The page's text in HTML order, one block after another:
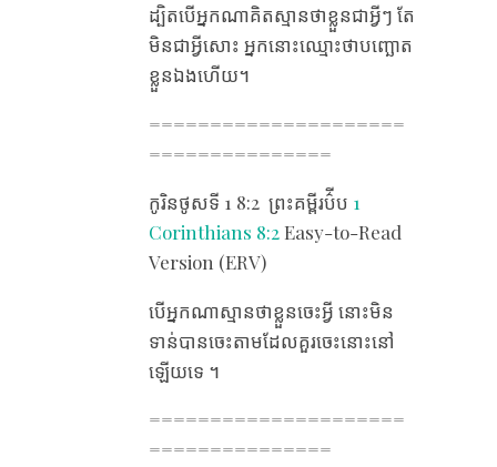
ដ្បិត​បើ​អ្នក​ណា​គិត​ស្មាន​ថា​ខ្លួន​ជា​អ្វីៗ តែ​
មិន​ជា​អ្វី​សោះ អ្នក​នោះ​ឈ្មោះ​ថា​បញ្ឆោត​
ខ្លួន​ឯង​ហើយ។
=====================
===============
កូរិនថូស​ទី 1 8​:2 ​ ​ព្រះគម្ពីរប៌ីប 1
Corinthians 8:2Easy-to-Read
Version (ERV)
បើ​អ្នក​ណា​ស្មាន​ថា​ខ្លួន​ចេះ​អ្វី នោះ​មិន​
ទាន់​បាន​ចេះ​តាម​ដែល​គួរ​ចេះ​នោះ​នៅ​
ឡើយ​ទេ ។
=====================
===============